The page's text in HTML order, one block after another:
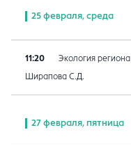
25 февраля, среда
11:20 Экология региона
Ширапова С.Д.
27 февраля, пятница